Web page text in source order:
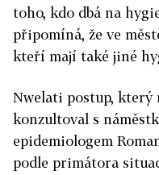
toho, kdo dbá na
připomíná, že ve
kteří mají také jiné
Nwelati postup, který
konzultoval s
epidemiologem
podle primátora